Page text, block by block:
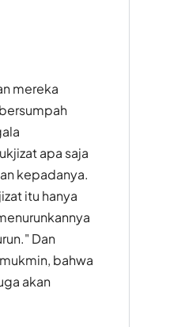
mereka
apa saja
kepadanya.
itu hanya
Dan
bahwa
akan